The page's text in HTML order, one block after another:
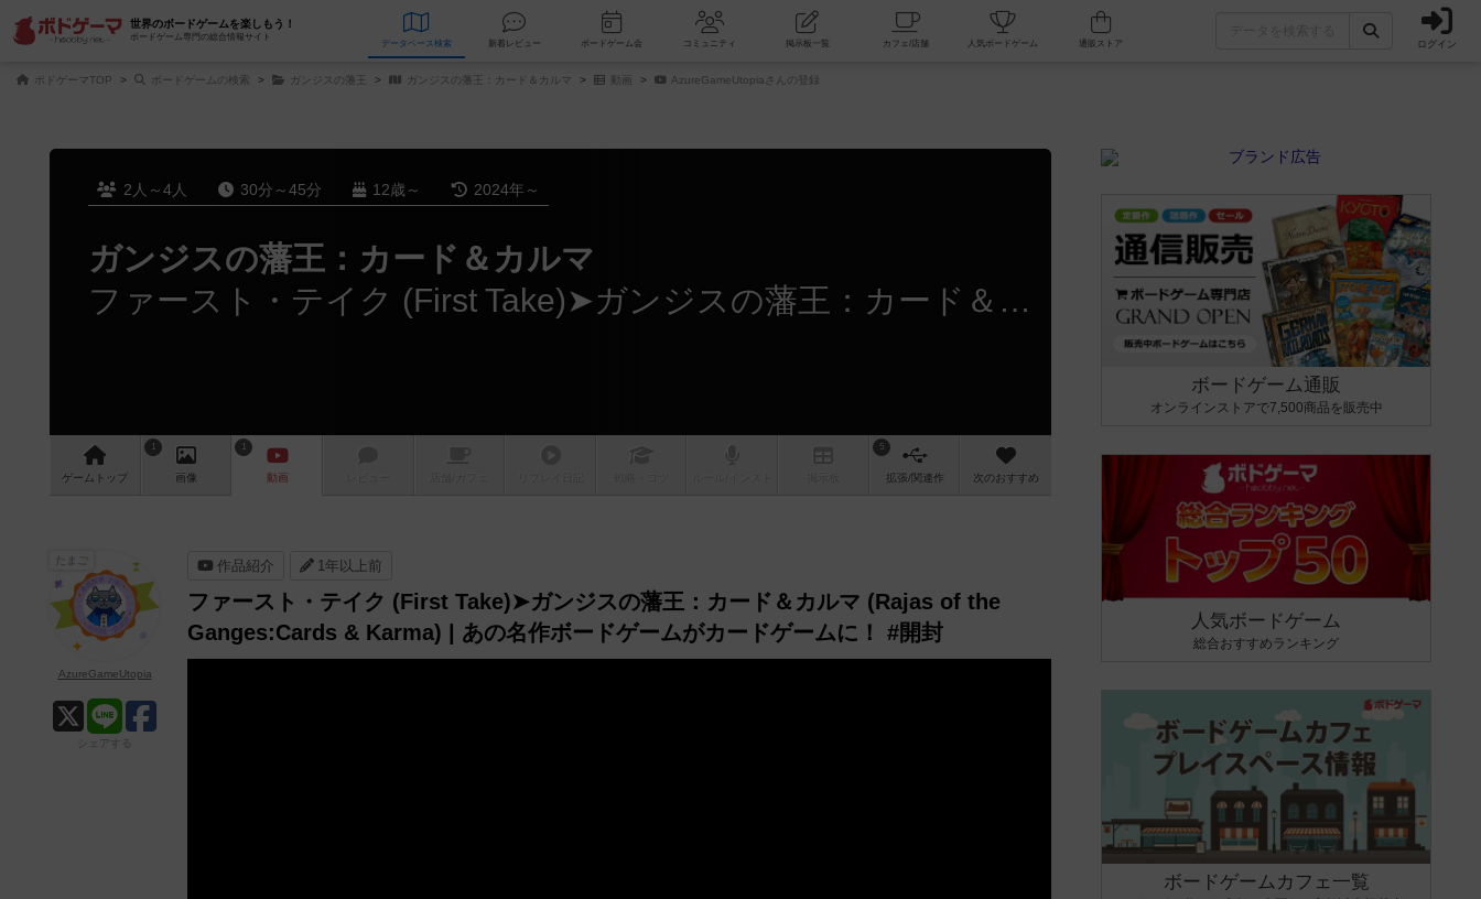
世界のボードゲームを楽しもう！
ボードゲーム専門の総合情報サイト
データベース 検索 新着レビュー ボードゲーム会 コミュニティ 掲示板一覧 カフェ/店舗 人気ボードゲーム ログイン
ボドゲーマTOP ボードゲームの検索 ガンジスの藩王 ガンジスの藩王：カード＆カルマ 動画 AzureGameUtopiaさんの登録
2人～4人 30分～45分 12歳～ 2024年～
ガンジスの藩王：カード＆カルマ
ファースト・テイク (First Take)➤ガンジスの藩王：カード＆カルマ (Rajas of the Ganges:Cards & Karma) | あの名作ボードゲームがカードゲームに！ #開封
ゲーム トップ
1
画像
1
動画
5
拡張/関連作 次のおすすめ
作品紹介 1年以上前
ファースト・テイク (First Take)➤ガンジスの藩王：カード＆カルマ (Rajas of the
Ganges:Cards & Karma) | あの名作ボードゲームがカードゲームに！ #開封
AzureGameUtopia
シェアする
ボードゲーム通販
オンラインストアで7,500商品を販売中
人気ボードゲーム
総合おすすめランキング
ボードゲームカフェ一覧